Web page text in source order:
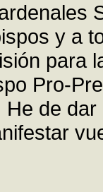
y a
para
Pro-
de